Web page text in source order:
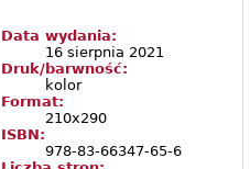
Data wydania:
16 sierpnia 2021
Druk/barwność:
kolor
Format:
210x290
ISBN:
978-83-66347-65-6